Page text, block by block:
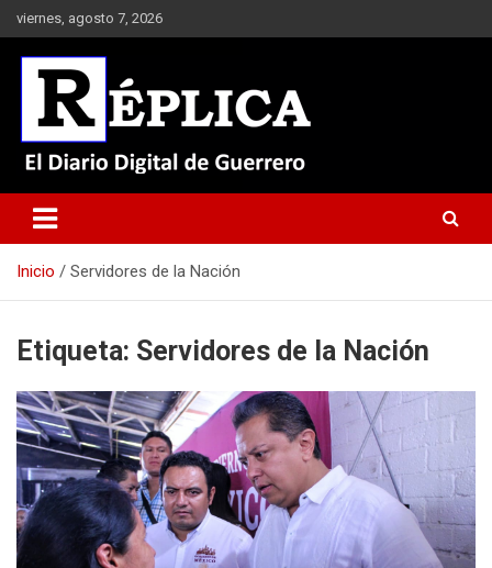
Saltar
al
contenido
viernes, agosto 7, 2026
Réplica
Inicio Servidores de la Nación
Etiqueta: Servidores de la Nación